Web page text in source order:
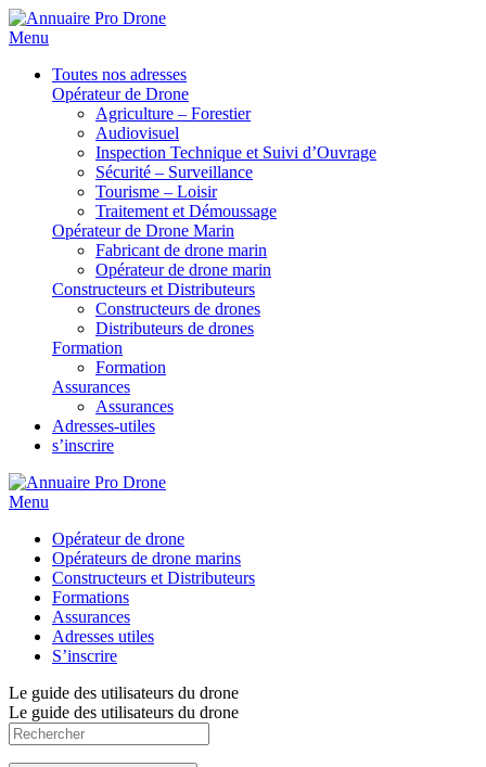
Menu
Toutes nos adresses
Opérateur de Drone
Agriculture – Forestier
Audiovisuel
Inspection Technique et Suivi d’Ouvrage
Sécurité – Surveillance
Tourisme – Loisir
Traitement et Démoussage
Opérateur de Drone Marin
Fabricant de drone marin
Opérateur de drone marin
Constructeurs et Distributeurs
Constructeurs de drones
Distributeurs de drones
Formation
Formation
Assurances
Assurances
Adresses-utiles
s’inscrire
Menu
Opérateur de drone
Opérateurs de drone marins
Constructeurs et Distributeurs
Formations
Assurances
Adresses utiles
S’inscrire
Le guide des utilisateurs du drone
Le guide des utilisateurs du drone